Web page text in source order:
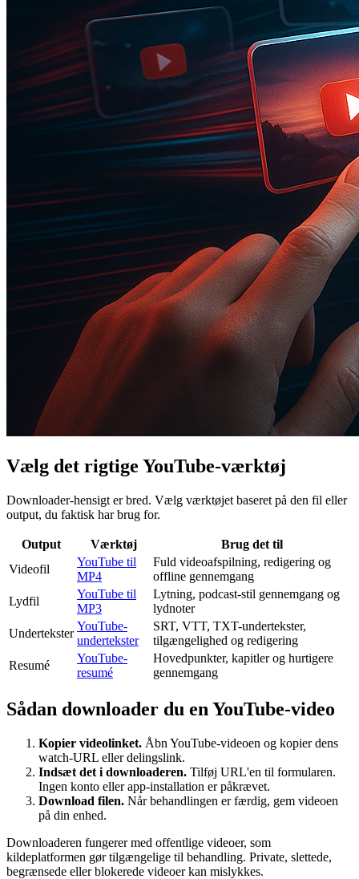
Vælg det rigtige YouTube-værktøj
Downloader-hensigt er bred. Vælg værktøjet baseret på den fil eller
output, du faktisk har brug for.
Output Værktøj
Brug det til
Videofil
YouTube til
MP4
Fuld videoafspilning, redigering og
offline gennemgang
Lydfil
YouTube til
MP3
Lytning, podcast-stil gennemgang og
lydnoter
Undertekster
YouTube-
undertekster
SRT, VTT, TXT-undertekster,
tilgængelighed og redigering
Resumé
YouTube-
resumé
Hovedpunkter, kapitler og hurtigere
gennemgang
Sådan downloader du en YouTube-video
Kopier videolinket. Åbn YouTube-videoen og kopier dens
watch-URL eller delingslink.
Indsæt det i downloaderen. Tilføj URL'en til formularen.
Ingen konto eller app-installation er påkrævet.
Download filen. Når behandlingen er færdig, gem videoen
på din enhed.
Downloaderen fungerer med offentlige videoer, som
kildeplatformen gør tilgængelige til behandling. Private, slettede,
begrænsede eller blokerede videoer kan mislykkes.